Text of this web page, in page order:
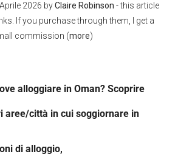
2026 byClaire Robinson - this article
If you purchase through them, I get a
commission (more)
alloggiare in Oman? Scoprire
aree/città in cui soggiornare in
di alloggio,